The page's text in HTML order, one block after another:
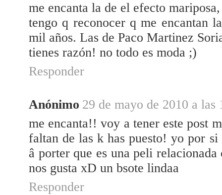
me encanta la de el efecto
tengo q reconocer q me encantan
mil años. Las de Paco Martinez
tienes razón! no todo es moda ;)
Responder
Anónimo 29 de mayo de 2010 a las
me encanta!! voy a tener este post
faltan de las k has puesto! yo por
â porter que es una peli
nos gusta xD un bsote lindaa
Responder